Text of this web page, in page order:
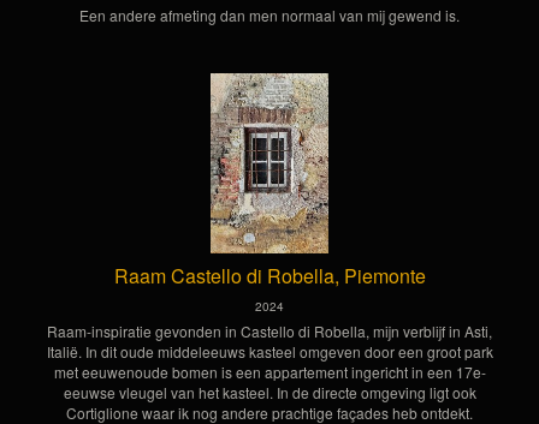
Een andere afmeting dan men normaal van mij gewend is.
Raam Castello di Robella, Piemonte
2024
Raam-inspiratie gevonden in Castello di Robella, mijn verblijf in Asti,
Italië. In dit oude middeleeuws kasteel omgeven door een groot park
met eeuwenoude bomen is een appartement ingericht in een 17e-
eeuwse vleugel van het kasteel. In de directe omgeving ligt ook
Cortiglione waar ik nog andere prachtige façades heb ontdekt.